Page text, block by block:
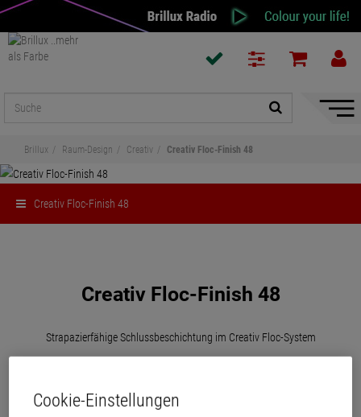
Brillux Raum-Design Creativ Creativ Floc-Finish 48
Creativ Floc-Finish 48
Creativ Floc-Finish 48
Strapazierfähige Schlussbeschichtung im Creativ Floc-System
Cookie-Einstellungen